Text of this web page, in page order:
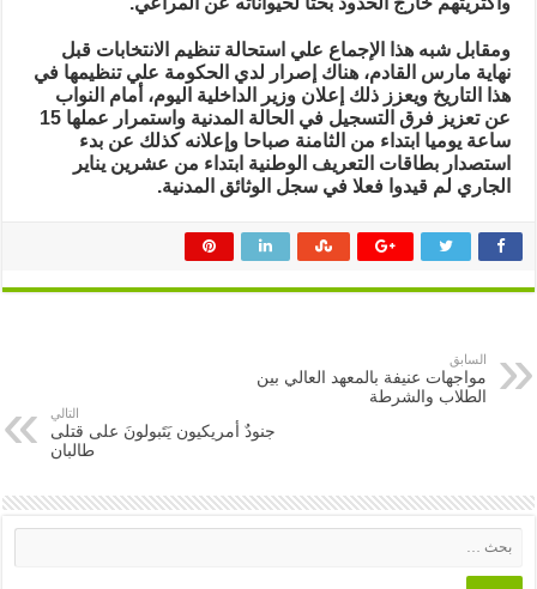
ومقابل شبه هذا الإجماع علي استحالة تنظيم الانتخابات قبل
نهاية مارس القادم، هناك إصرار لدي الحكومة علي تنظيمها في
هذا التاريخ ويعزز ذلك إعلان وزير الداخلية اليوم، أمام النواب
عن تعزيز فرق التسجيل في الحالة المدنية واستمرار عملها 15
ساعة يوميا ابتداء من الثامنة صباحا وإعلانه كذلك عن بدء
استصدار بطاقات التعريف الوطنية ابتداء من عشرين يناير
الجاري لم قيدوا فعلا في سجل الوثائق المدنية.
السابق
مواجهات عنيفة بالمعهد العالي بين
الطلاب والشرطة
التالي
جنودٌ أمريكيون يَتَبولونَ على قتلى
طالبان